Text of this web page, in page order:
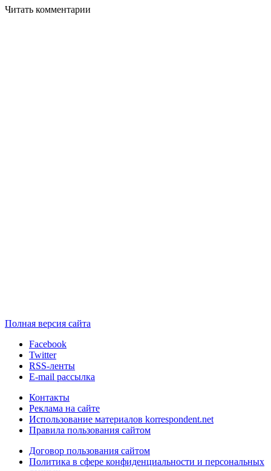
Читать комментарии
Полная версия сайта
Facebook
Twitter
RSS-ленты
E-mail рассылка
Контакты
Реклама на сайте
Использование материалов korrespondent.net
Правила пользования сайтом
Договор пользования сайтом
Политика в сфере конфиденциальности и персональных